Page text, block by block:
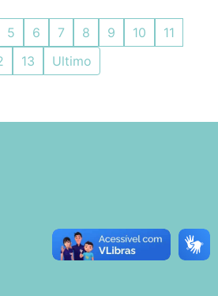
5 6 7 8 9 10
11
13 Ultimo